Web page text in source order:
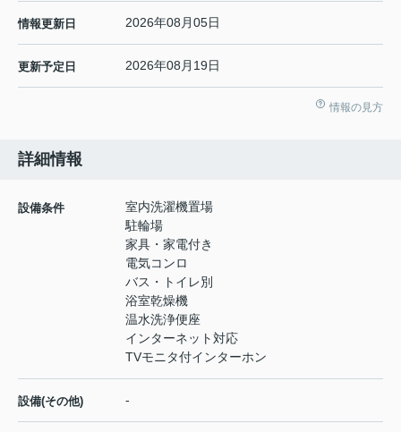
情報更新日 2026年08月05日
更新予定日 2026年08月19日
情報の見方
詳細情報
設備条件
室内洗濯機置場
駐輪場
家具・家電付き
電気コンロ
バス・トイレ別
浴室乾燥機
温水洗浄便座
インターネット対応
TVモニタ付インターホン
設備(その他) -